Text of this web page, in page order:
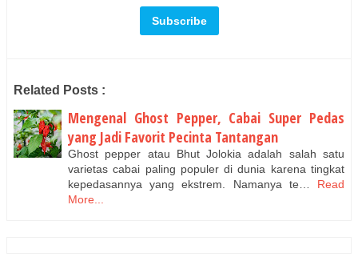
Related Posts :
Mengenal Ghost Pepper, Cabai Super Pedas
yang Jadi Favorit Pecinta Tantangan
Ghost pepper atau Bhut Jolokia adalah salah satu
varietas cabai paling populer di dunia karena tingkat
kepedasannya yang ekstrem. Namanya te…
Read
More...